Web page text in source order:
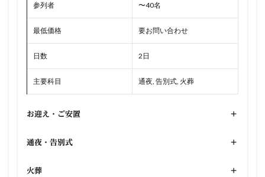
参列者 〜40名
最低価格 要お問い合わせ
日数 2日
主要科目 通夜, 告別式, 火葬
お迎え・ご安置 +
通夜・告別式 +
火葬 +